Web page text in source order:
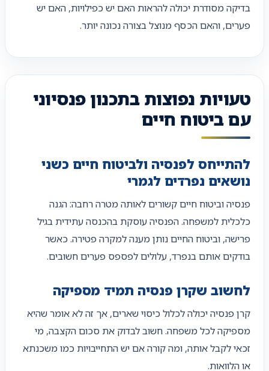
בדיקה מסודרת יכולה להראות האם יש כפילויות, האם יש
פערים, והאם הכסף מנוצל בצורה נכונה יותר.
טעויות נפוצות בתכנון פנסיוני
עם ביטוח חיים
להתייחס לפנסיה ולביטוח חיים כשני
נושאים נפרדים לגמרי
פנסיה וביטוח חיים קשורים לאותה מטרה רחבה: הגנה
כלכלית למשפחה. הפנסיה עוסקת בהכנסה עתידית בגיל
פרישה, וביטוח החיים נותן מענה למקרה פטירה. כאשר
בודקים אותם בנפרד, עלולים לפספס פערים חשובים.
לחשוב שקרן פנסיה תמיד מספיקה
קרן פנסיה יכולה לכלול כיסוי שארים, אך זה לא אומר שהיא
מספיקה לכל משפחה. חשוב לבדוק את סכום הקצבה, מי
זכאי לקבל אותה, ומה קורה אם יש התחייבויות כמו משכנתא
או הלוואות.